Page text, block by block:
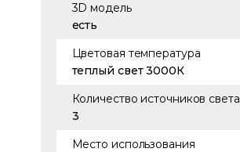
3D модель
есть
Цветовая температура
теплый свет 3000К
Количество источников света
3
Место использования